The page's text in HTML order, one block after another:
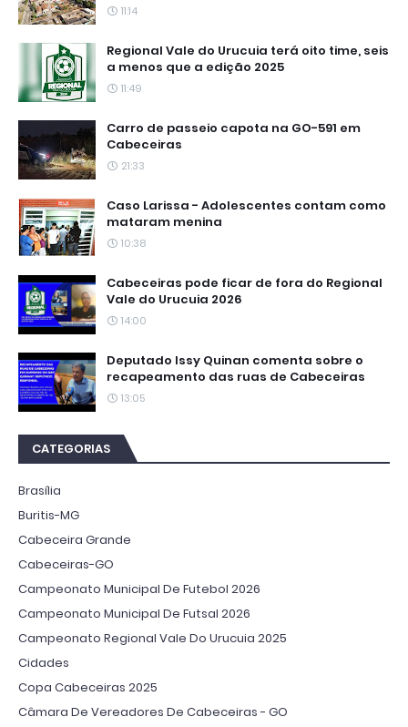
11:14
Regional Vale do Urucuia terá oito time, seis
a menos que a edição 2025
11:49
Carro de passeio capota na GO-591 em
Cabeceiras
21:33
Caso Larissa - Adolescentes contam como
mataram menina
10:38
Cabeceiras pode ficar de fora do Regional
Vale do Urucuia 2026
14:00
Deputado Issy Quinan comenta sobre o
recapeamento das ruas de Cabeceiras
13:05
CATEGORIAS
Brasília
Buritis-MG
Cabeceira Grande
Cabeceiras-GO
Campeonato Municipal De Futebol 2026
Campeonato Municipal De Futsal 2026
Campeonato Regional Vale Do Urucuia 2025
Cidades
Copa Cabeceiras 2025
Câmara De Vereadores De Cabeceiras - GO